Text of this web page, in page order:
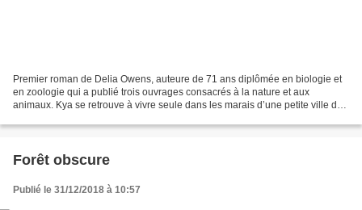
Premier roman de Delia Owens, auteure de 71 ans diplômée en biologie et
en zoologie qui a publié trois ouvrages consacrés à la nature et aux
animaux. Kya se retrouve à vivre seule dans les marais d’une petite ville de
Forêt obscure
Publié le 31/12/2018 à 10:57